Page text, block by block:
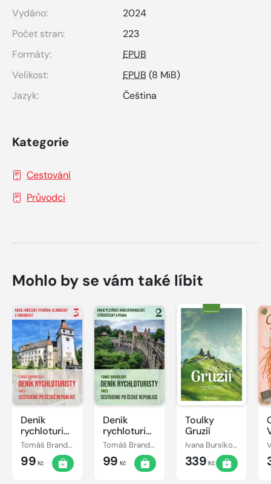
Vydáno:
2024
Počet stran:
223
Formáty:
EPUB
Velikost:
EPUB (8 MiB)
Jazyk:
Čeština
Kategorie
Cestování
Průvodci
Mohlo by se vám také líbit
Deník
rychloturisty,
3. díl: Kraje
Jihočeský,
Vysočina,
Olomoucký
Tomáš Brandejský
99 Kč
Deník
rychloturisty,
2. díl: Kraje
Plzeňský,
Královéhradecký,
Středočeský
Tomáš Brandejský
99 Kč
Toulky
Gruzií
Ivana Bursíková
339 Kč